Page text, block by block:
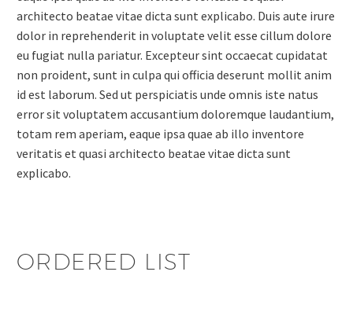
architecto beatae vitae dicta sunt explicabo. Duis aute irure
dolor in reprehenderit in voluptate velit esse cillum dolore
eu fugiat nulla pariatur. Excepteur sint occaecat cupidatat
non proident, sunt in culpa qui officia deserunt mollit anim
id est laborum. Sed ut perspiciatis unde omnis iste natus
error sit voluptatem accusantium doloremque laudantium,
totam rem aperiam, eaque ipsa quae ab illo inventore
veritatis et quasi architecto beatae vitae dicta sunt
explicabo.
ORDERED LIST